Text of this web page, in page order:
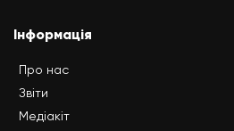
Інформація
Про нас
Звіти
Медіакіт